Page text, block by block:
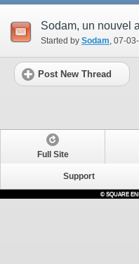
Sodam, un nouvel
Started by Sodam ‎, 07-
Post New Thread
Full Site
Support
© SQUARE